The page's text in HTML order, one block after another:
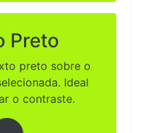
Preto
preto sobre o
Ideal
o contraste.